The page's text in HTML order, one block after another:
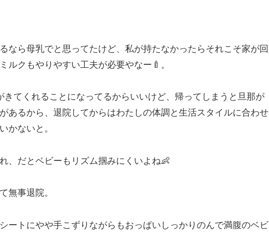
なら母乳でと思ってたけど、私が持たなかったらそれこそ家が回
ルクもやりやすい工夫が必要やなー🍼。
きてくれることになってるからいいけど、帰ってしまうと旦那が
あるから、退院してからはわたしの体調と生活スタイルに合わせ
かないと。
、だとベビーもリズム掴みにくいよね👶
無事退院。
ートにやや手こずりながらもおっぱいしっかりのんで満腹のベビ